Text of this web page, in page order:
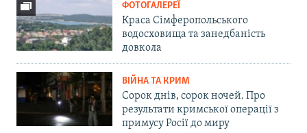
ФОТОГАЛЕРЕЇ
Краса Сімферопольського
водосховища та занедбаність
довкола
ВІЙНА ТА КРИМ
Сорок днів, сорок ночей. Про
результати кримської операції з
примусу Росії до миру